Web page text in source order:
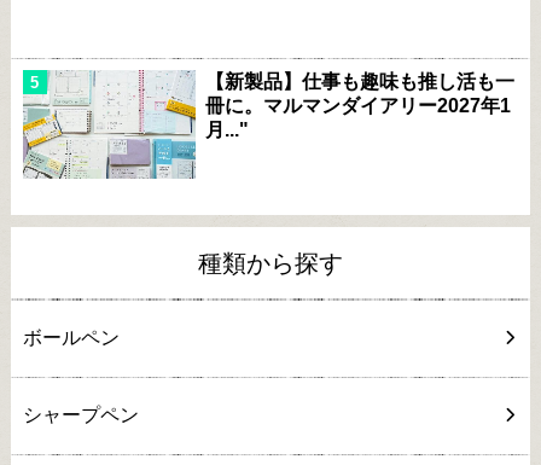
【新製品】仕事も趣味も推し活も一
冊に。マルマンダイアリー2027年1
月..."
種類から探す
ボールペン
シャープペン